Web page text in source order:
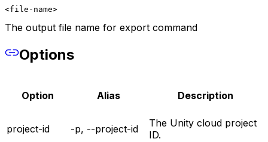
<file-name>
The output file name for export command
Options
Option Alias Description
project-id -p, --project-id
The Unity cloud project
ID.